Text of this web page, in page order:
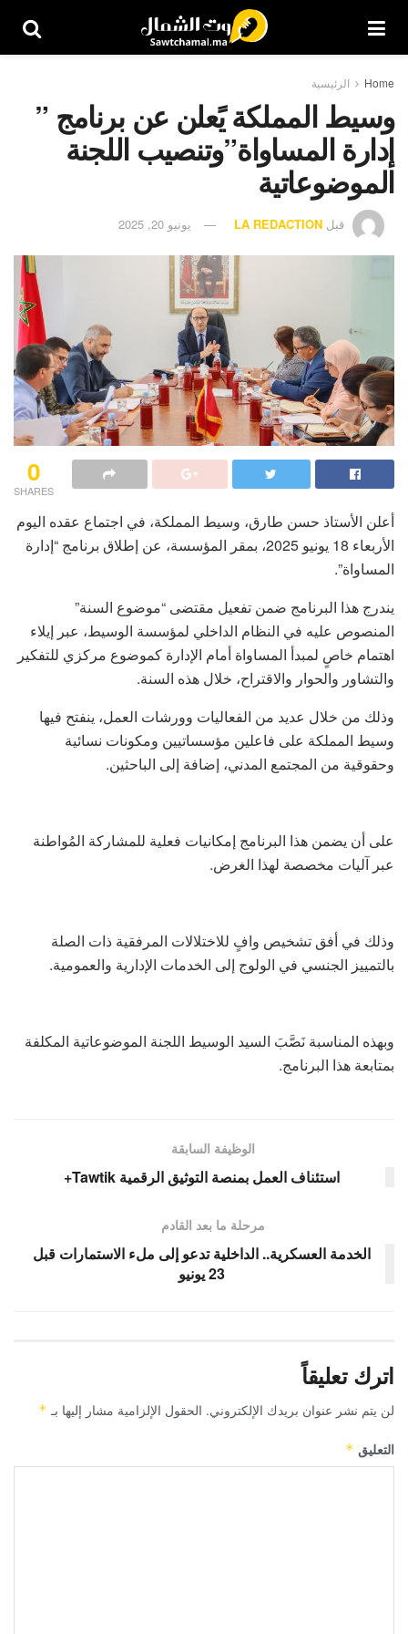
Home الرئيسية
وسيط المملكة يًعلن عن برنامج ”
إدارة المساواة”وتنصيب اللجنة
الموضوعاتية
قبل LA REDACTION يونيو 20, 2025
0
SHARES
أعلن الأستاذ حسن طارق، وسيط المملكة، في اجتماع عقده اليوم
الأربعاء 18 يونيو 2025، بمقر المؤسسة، عن إطلاق برنامج “إدارة
المساواة”.
يندرج هذا البرنامج ضمن تفعيل مقتضى “موضوع السنة”
المنصوص عليه في النظام الداخلي لمؤسسة الوسيط، عبر إيلاء
اهتمام خاصٍ لمبدأ المساواة أمام الإدارة كموضوع مركزي للتفكير
والتشاور والحوار والاقتراح، خلال هذه السنة.
وذلك من خلال عديد من الفعاليات وورشات العمل، ينفتح فيها
وسيط المملكة على فاعلين مؤسساتيين ومكونات نسائية
وحقوقية من المجتمع المدني، إضافة إلى الباحثين.
على أن يضمن هذا البرنامج إمكانيات فعلية للمشاركة المُواطنة
عبر آليات مخصصة لهذا الغرض.
وذلك في أفق تشخيص وافٍ للاختلالات المرفقية ذات الصلة
بالتمييز الجنسي في الولوج إلى الخدمات الإدارية والعمومية.
وبهذه المناسبة نَصَّبَ السيد الوسيط اللجنة الموضوعاتية المكلفة
بمتابعة هذا البرنامج.
الوظيفة السابقة
استئناف العمل بمنصة التوثيق الرقمية Tawtik+
مرحلة ما بعد القادم
الخدمة العسكرية.. الداخلية تدعو إلى ملء الاستمارات قبل
23 يونيو
اترك تعليقاً
لن يتم نشر عنوان بريدك الإلكتروني. الحقول الإلزامية مشار إليها بـ *
التعليق *